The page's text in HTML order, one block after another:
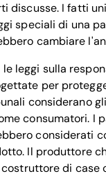
discusse. I fatti
speciali di una
cambiare
leggi sulla
per
considerano
consumatori. I
considerati
Il produttore
di case